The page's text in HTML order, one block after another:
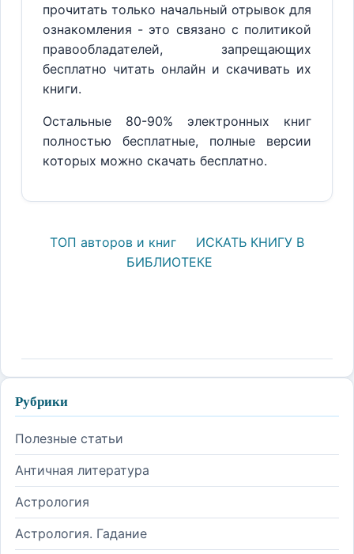
прочитать только начальный отрывок для
ознакомления - это связано с политикой
правообладателей, запрещающих
бесплатно читать онлайн и скачивать их
книги.
Остальные 80-90% электронных книг
полностью бесплатные, полные версии
которых можно скачать бесплатно.
ТОП авторов и книг
ИСКАТЬ КНИГУ В
БИБЛИОТЕКЕ
Рубрики
Полезные статьи
Античная литература
Астрология
Астрология. Гадание